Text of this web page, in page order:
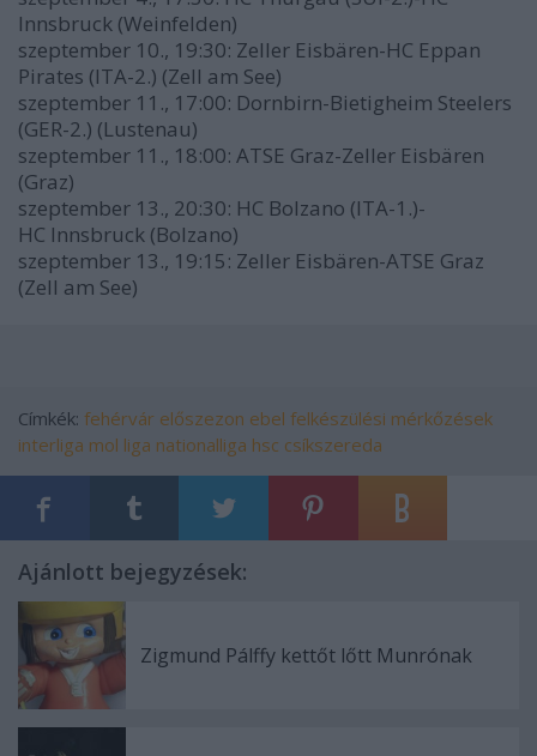
Innsbruck (Weinfelden)
szeptember 10., 19:30: Zeller Eisbären-HC Eppan
Pirates (ITA-2.) (Zell am See)
szeptember 11., 17:00: Dornbirn-Bietigheim Steelers
(GER-2.) (Lustenau)
szeptember 11., 18:00: ATSE Graz-Zeller Eisbären
(Graz)
szeptember 13., 20:30: HC Bolzano (ITA-1.)-
HC Innsbruck (Bolzano)
szeptember 13., 19:15: Zeller Eisbären-ATSE Graz
(Zell am See)
Címkék: fehérvár előszezon ebel felkészülési mérkőzések
interliga mol liga nationalliga hsc csíkszereda
Ajánlott bejegyzések:
Zigmund Pálffy kettőt lőtt Munrónak